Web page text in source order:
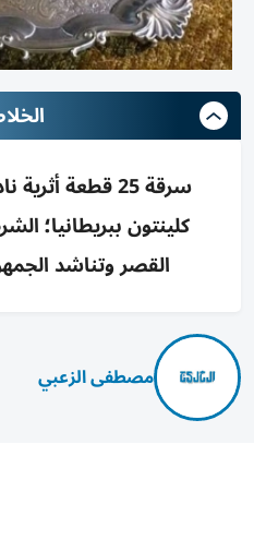
سرقة 25 قطعة
كلينتون ببريطانيا؛
القصر وتناشد
مصطفى الزعبي